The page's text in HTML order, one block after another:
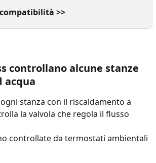
>>
controllano alcune stanze
acqua
stanza con il riscaldamento a
la valvola che regola il flusso
controllate da termostati ambientali